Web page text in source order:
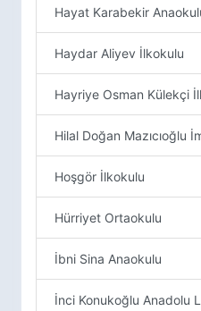
Hayat Karabekir
Haydar Aliyev İlkokulu
Hayriye Osman Külekçi
Hilal Doğan Mazıcıoğlu
Hoşgör İlkokulu
Hürriyet Ortaokulu
İbni Sina Anaokulu
İnci Konukoğlu Anadolu